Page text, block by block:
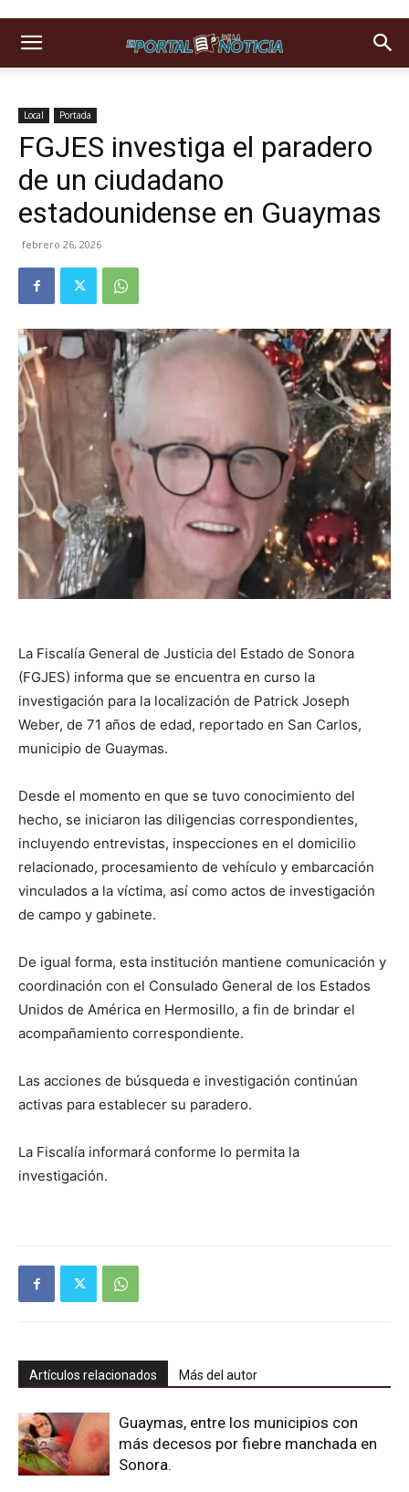
Local Portada
FGJES investiga el paradero
de un ciudadano
estadounidense en Guaymas
febrero 26, 2026
La Fiscalía General de Justicia del Estado de Sonora
(FGJES) informa que se encuentra en curso la
investigación para la localización de Patrick Joseph
Weber, de 71 años de edad, reportado en San Carlos,
municipio de Guaymas.
Desde el momento en que se tuvo conocimiento del
hecho, se iniciaron las diligencias correspondientes,
incluyendo entrevistas, inspecciones en el domicilio
relacionado, procesamiento de vehículo y embarcación
vinculados a la víctima, así como actos de investigación
de campo y gabinete.
De igual forma, esta institución mantiene comunicación y
coordinación con el Consulado General de los Estados
Unidos de América en Hermosillo, a fin de brindar el
acompañamiento correspondiente.
Las acciones de búsqueda e investigación continúan
activas para establecer su paradero.
La Fiscalía informará conforme lo permita la
investigación.
Artículos relacionados Más del autor
Guaymas, entre los municipios con
más decesos por fiebre manchada en
Sonora.